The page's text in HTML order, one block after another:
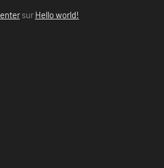
sur Hello world!